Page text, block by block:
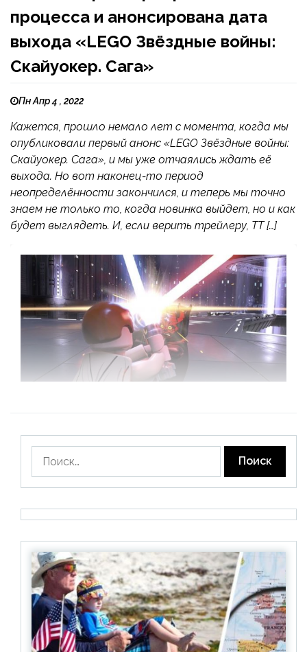
процесса и анонсирована дата
выхода «LEGO Звёздные войны:
Скайуокер. Сага»
Пн Апр 4 , 2022
Кажется, прошло немало лет с момента, когда мы
опубликовали первый анонс «LEGO Звёздные войны:
Скайуокер. Сага», и мы уже отчаялись ждать её
выхода. Но вот наконец-то период
неопределённости закончился, и теперь мы точно
знаем не только то, когда новинка выйдет, но и как
будет выглядеть. И, если верить трейлеру, TT […]